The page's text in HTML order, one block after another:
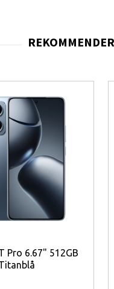
Wi-Fi 5 och 3,5 mm
Pro 6.67" 512GB